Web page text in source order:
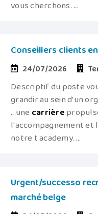
vous cherchons. ...
Conseillers clients
24/07/2026
Descriptif du poste
grandir au sein d'un
...une carrière
l'accompagnement et
notre t academy. ...
Urgent/successo
marché belge